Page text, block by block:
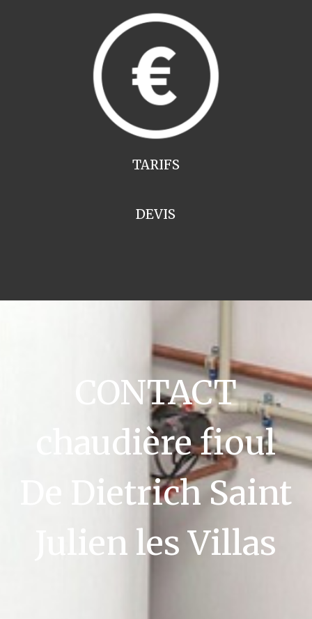
TARIFS
DEVIS
CONTACT
chaudière fioul
De Dietrich Saint
Julien les Villas